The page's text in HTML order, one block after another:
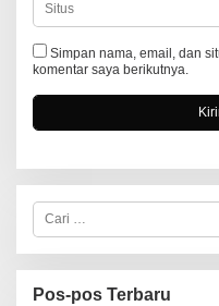
Simpan nama, email, dan
komentar saya berikutnya.
C
r
i
u
nPos-pos Terbaru